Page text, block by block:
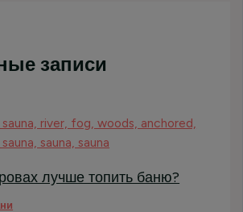
записи
лучше топить баню?